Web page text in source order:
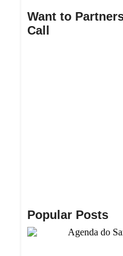
Want to
Call
Popular Posts